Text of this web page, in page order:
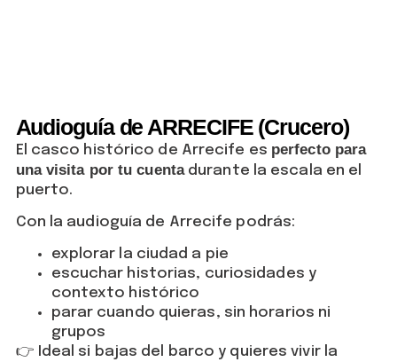
Audioguía de ARRECIFE (Crucero)
El casco histórico de Arrecife es perfecto para
una visita por tu cuentadurante la escala en el
puerto.
Con la audioguía de Arrecife podrás:
explorar la ciudad a pie
escuchar historias, curiosidades y
contexto histórico
parar cuando quieras, sin horarios ni
grupos
👉 Ideal si bajas del barco y quieres vivir la